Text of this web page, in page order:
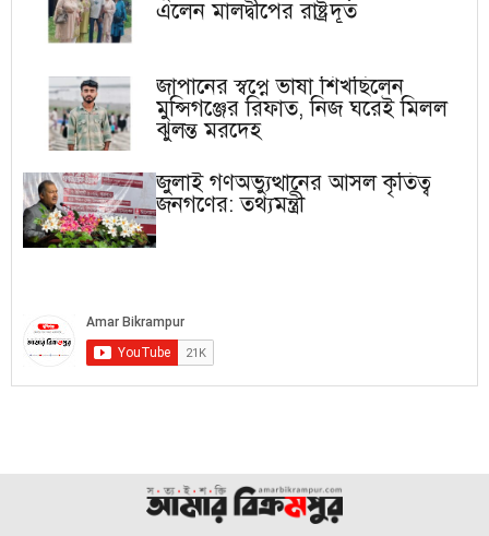
এলেন মালদ্বীপের রাষ্ট্রদূত
জাপানের স্বপ্নে ভাষা শিখছিলেন
মুন্সিগঞ্জের রিফাত, নিজ ঘরেই মিলল
ঝুলন্ত মরদেহ
জুলাই গণঅভ্যুত্থানের আসল কৃতিত্ব
জনগণের: তথ্যমন্ত্রী